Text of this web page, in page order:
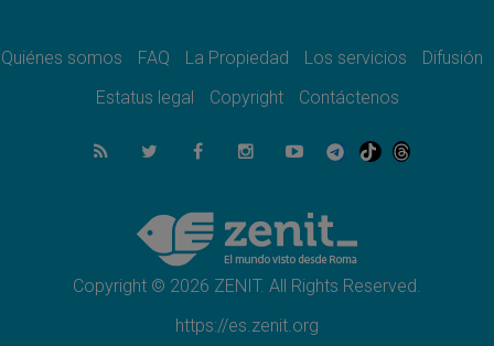
como misión al servicio del Evangelio
SIGNIS 2026, dar voz a las religiosas en el
espacio público
07.08.2026
Lanzan un proyecto de empoderamiento
Programa oficial del Viaje Apostólico del
Papa León XIV a Francia
Quiénes somos FAQ La Propiedad Los servicios
Difusión
Estatus legal
Copyright Contáctenos
Copyright © 2026 ZENIT. All Rights Reserved.
https://es.zenit.org